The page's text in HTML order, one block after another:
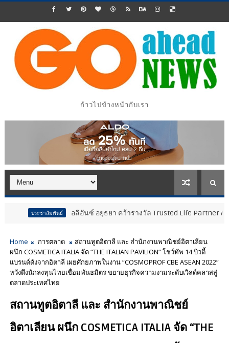
ก้าวไปข้างหน้ากับเรา
อลิอันซ์ อยุธยา คว้ารางวัล Trusted Life Partner Award ในงาน
Home การตลาด
สถานทูตอิตาลี และ สำนักงานพาณิชย์อิตาเลียน
ผนึก COSMETICA ITALIA จัด “THE ITALIAN PAVILION” โชว์ทัพ 14 บิวตี้
แบรนด์ดังจากอิตาลี เผยศักยภาพในงาน “COSMOPROF CBE ASEAN 2022”
หวังดึงนักลงทุนไทยเชื่อมพันธมิตร ขยายธุรกิจความงามระดับเวิลด์คลาสสู่
ตลาดประเทศไทย
สถานทูตอิตาลี และ สำนักงานพาณิชย์
อิตาเลียน ผนึก COSMETICA ITALIA จัด “THE